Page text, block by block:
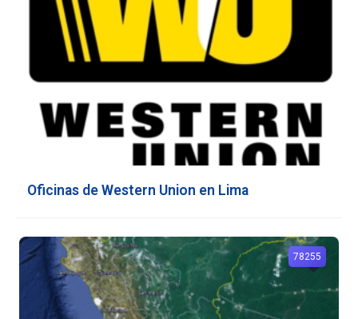
Oficinas de Western Union en Lima
78255